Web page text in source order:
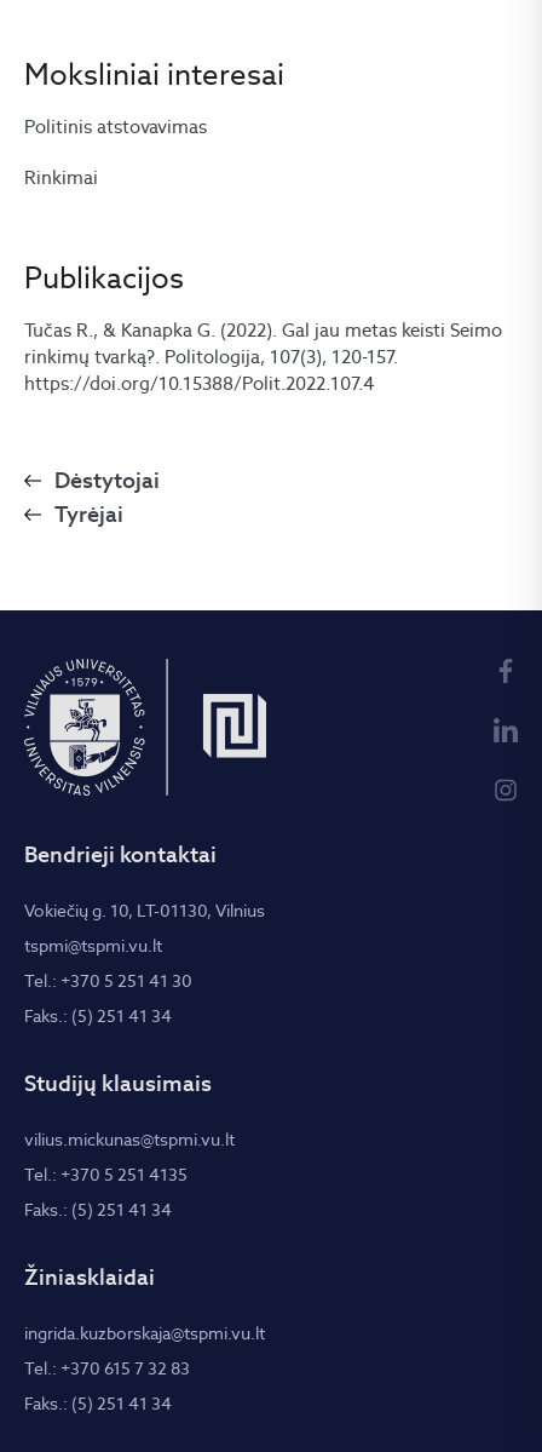
Moksliniai interesai
Politinis atstovavimas
Rinkimai
Publikacijos
Tučas R., & Kanapka G. (2022). Gal jau metas keisti Seimo
rinkimų tvarką?. Politologija, 107(3), 120-157.
https://doi.org/10.15388/Polit.2022.107.4
Dėstytojai
Tyrėjai
Bendrieji kontaktai
Vokiečių g. 10, LT-01130, Vilnius
tspmi@tspmi.vu.lt
Tel.: +370 5 251 41 30
Faks.: (5) 251 41 34
Studijų klausimais
vilius.mickunas@tspmi.vu.lt
Tel.: +370 5 251 4135
Faks.: (5) 251 41 34
Žiniasklaidai
ingrida.kuzborskaja@tspmi.vu.lt
Tel.: +370 615 7 32 83
Faks.: (5) 251 41 34